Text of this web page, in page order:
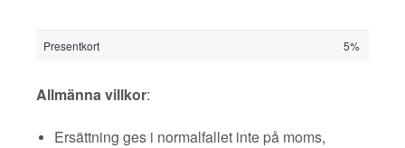
Presentkort 5%
Allmänna villkor:
Ersättning ges i normalfallet inte på moms,